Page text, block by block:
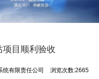
目顺利验收
统有限责任公司 浏览次数:2665